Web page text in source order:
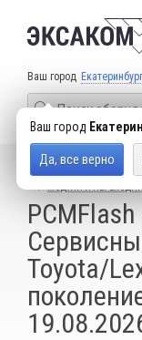
Ваш город Екатеринбург
Ваш город
Да, все верно
КАТАЛОГ ТОВАРОВ
Toyota/